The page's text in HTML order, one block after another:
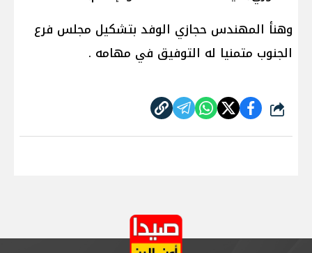
وهنأ المهندس حجازي الوفد بتشكيل مجلس فرع
الجنوب متمنيا له التوفيق في مهامه .
شارك